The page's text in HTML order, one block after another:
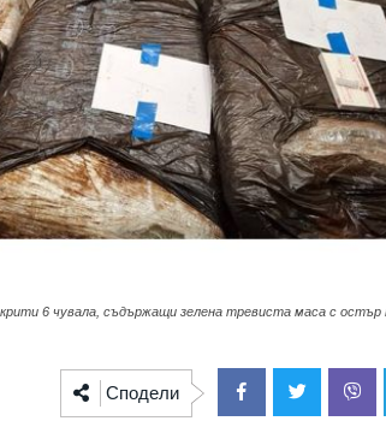
6 чувала, съдържащи зелена тревиста маса с остър
Сподели